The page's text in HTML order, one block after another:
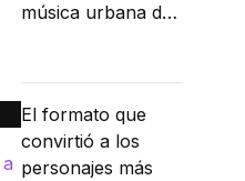
música urbana de
El formato que
convirtió a los
personajes más